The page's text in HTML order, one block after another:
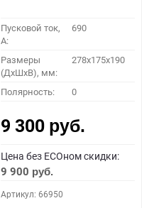
Пусковой ток,
A:
690
Размеры
(ДхШхВ), мм:
278x175x190
Полярность: 0
9 300 руб.
Цена без ECOном скидки:
9 900 руб.
Артикул: 66950